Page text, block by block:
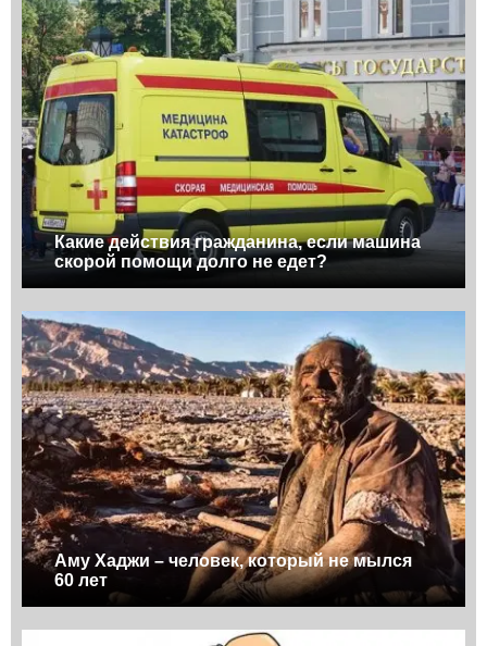
Какие действия гражданина, если машина
скорой помощи долго не едет?
Аму Хаджи – человек, который не мылся
60 лет